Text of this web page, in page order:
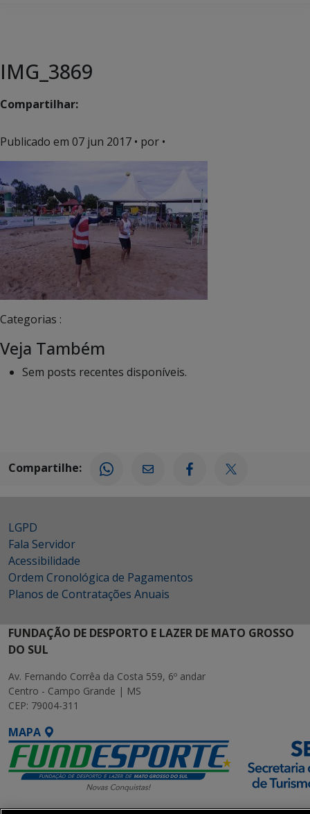
IMG_3869
Compartilhar:
Publicado em 07 jun 2017 • por •
Categorias :
Veja Também
Sem posts recentes disponíveis.
Compartilhe:
LGPD
Fala Servidor
Acessibilidade
Ordem Cronológica de Pagamentos
Planos de Contratações Anuais
FUNDAÇÃO DE DESPORTO E LAZER DE MATO GROSSO
DO SUL
Av. Fernando Corrêa da Costa 559, 6º andar
Centro - Campo Grande | MS
CEP: 79004-311
MAPA